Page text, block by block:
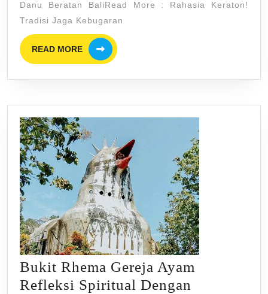
Cocok
Merenung?
Danu Beratan BaliRead More : Rahasia Keraton!
Tradisi Jaga Kebugaran
READ MORE
READ
MORE
Bukit Rhema Gereja Ayam
Refleksi Spiritual Dengan